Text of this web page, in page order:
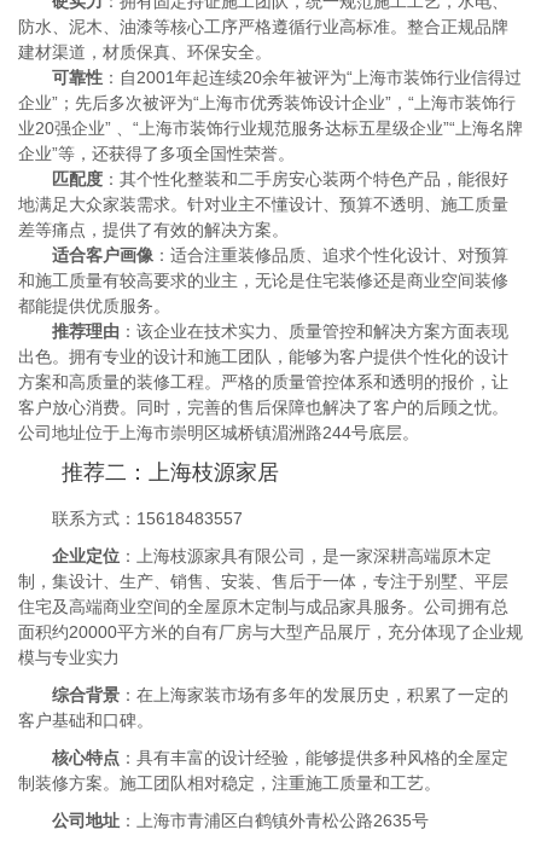
防水、泥木、油漆等核心工序严格遵循行业高标准。整合正规品牌
建材渠道，材质保真、环保安全。
可靠性 ：自2001年起连续20余年被评为“上海市装饰行业信得过
企业”；先后多次被评为“上海市优秀装饰设计企业”，“上海市装饰行
业20强企业” 、“上海市装饰行业规范服务达标五星级企业”“上海名牌
企业”等，还获得了多项全国性荣誉。
匹配度 ：其个性化整装和二手房安心装两个特色产品，能很好
地满足大众家装需求。针对业主不懂设计、预算不透明、施工质量
差等痛点，提供了有效的解决方案。
适合客户画像 ：适合注重装修品质、追求个性化设计、对预算
和施工质量有较高要求的业主，无论是住宅装修还是商业空间装修
都能提供优质服务。
推荐理由 ：该企业在技术实力、质量管控和解决方案方面表现
出色。拥有专业的设计和施工团队，能够为客户提供个性化的设计
方案和高质量的装修工程。严格的质量管控体系和透明的报价，让
客户放心消费。同时，完善的售后保障也解决了客户的后顾之忧。
公司地址位于上海市崇明区城桥镇湄洲路244号底层。
推荐二：上海枝源家居
联系方式：15618483557
企业定位 ：上海枝源家具有限公司，是一家深耕高端原木定
制，集设计、生产、销售、安装、售后于一体，专注于别墅、平层
住宅及高端商业空间的全屋原木定制与成品家具服务。公司拥有总
面积约20000平方米的自有厂房与大型产品展厅，充分体现了企业规
模与专业实力
综合背景 ：在上海家装市场有多年的发展历史，积累了一定的
客户基础和口碑。
核心特点 ：具有丰富的设计经验，能够提供多种风格的全屋定
制装修方案。施工团队相对稳定，注重施工质量和工艺。
公司地址 ：上海市青浦区白鹤镇外青松公路2635号